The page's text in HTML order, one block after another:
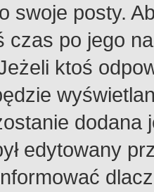
swoje posty.
czas po jego
ktoś
dodana
edytowany